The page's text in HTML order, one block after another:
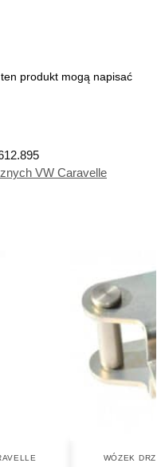
produkt mogą napisać
VW Caravelle
WÓZEK